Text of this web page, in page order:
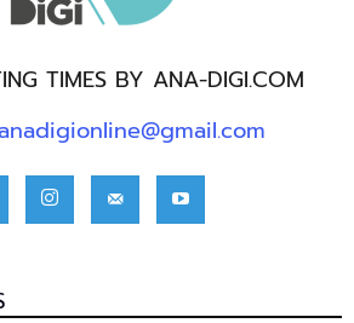
TIMES BY ANA-DIGI.COM
anadigionline@gmail.com